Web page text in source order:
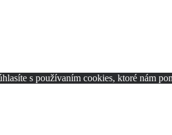
s používaním cookies, ktoré nám